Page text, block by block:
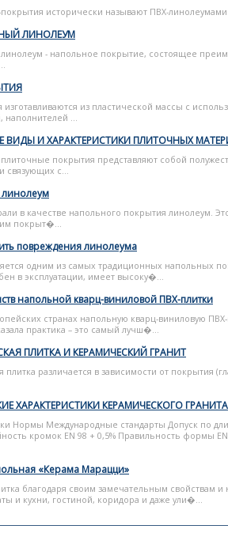
исторически называют ПВХ-
ЛИНОЛЕУМ
- напольное покрытие, состоящее
изготавливаются из пластической массы с
наполнителей ...
ВИДЫ И ХАРАКТЕРИСТИКИ ПЛИТОЧНЫХ
покрытия представляют собой
связующих с...
в качестве напольного покрытия линолеум.
покрыт�...
повреждения линолеума
одним из самых традиционных напольных
в эксплуатации, имеет высоку�...
напольной кварц-виниловой ПВХ-плитки
странах напольную кварц-виниловую
практика – это самый лучш�...
ПЛИТКА И КЕРАМИЧЕСКИЙ ГРАНИТ
плитка различается в зависимости от покрытия
ХАРАКТЕРИСТИКИ КЕРАМИЧЕСКОГО ГРАНИТА
Нормы Международные стандарты Допуск по
кромок ЕN 98 + 0,5% Правильность формы
«Керама Марацци»
благодаря своим замечательным свойствам
и кухни, гостиной, коридора и даже ули�...